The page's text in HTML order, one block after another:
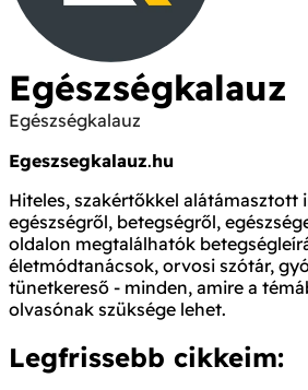
Egészségkalauz
Egészségkalauz
Egeszsegkalauz.hu
Hiteles, szakértőkkel
egészségről, betegségről,
oldalon megtalálhatók
életmódtanácsok, orvosi szótár,
tünetkereső - minden, amire a
olvasónak szüksége lehet.
Legfrissebb cikkeim: